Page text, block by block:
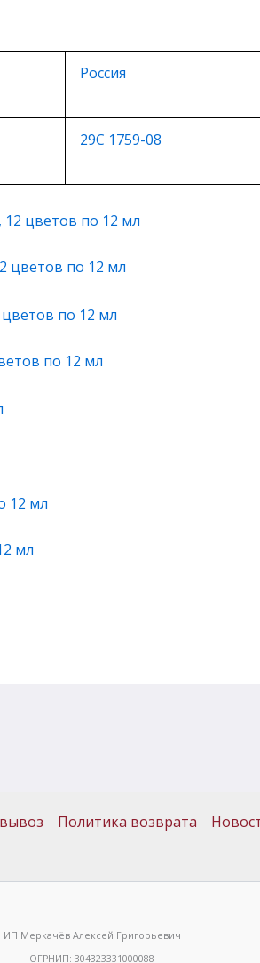
Россия
29С 1759-08
цветов по 12 мл
по 12 мл
мл
Политика возврата
ИП Меркачёв Алексей Григорьевич
ОГРНИП: 304323331000088